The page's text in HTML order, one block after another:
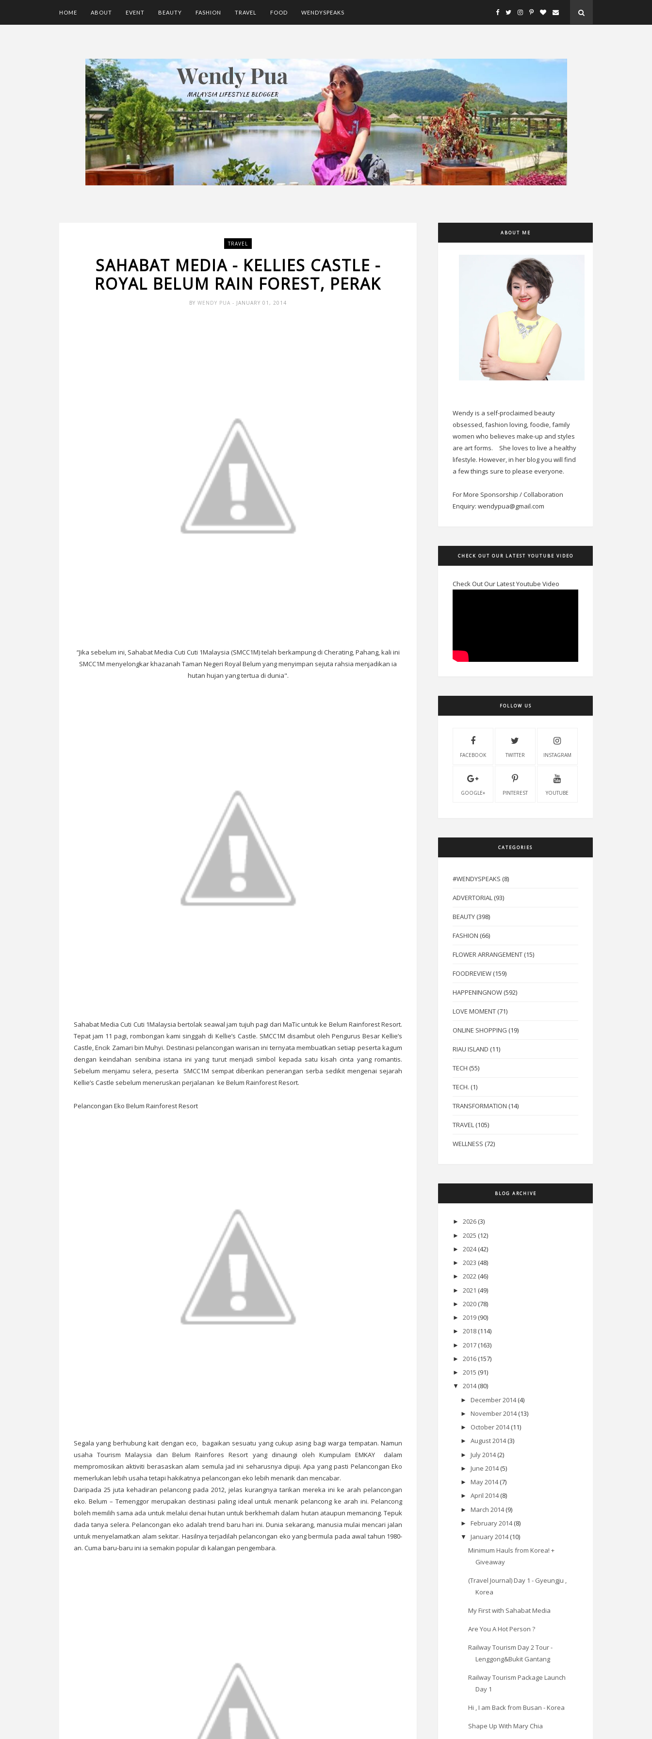
HOME ABOUT EVENT BEAUTY FASHION TRAVEL FOOD WENDYSPEAKS
TRAVEL
SAHABAT MEDIA - KELLIES CASTLE -
ROYAL BELUM RAIN FOREST, PERAK
BY WENDY PUA - JANUARY 01, 2014
“Jika sebelum ini, Sahabat Media Cuti Cuti 1Malaysia (SMCC1M) telah berkampung di Cherating, Pahang, kali ini
SMCC1M menyelongkar khazanah Taman Negeri Royal Belum yang menyimpan sejuta rahsia menjadikan ia
hutan hujan yang tertua di dunia".
Sahabat Media Cuti Cuti 1Malaysia bertolak seawal jam tujuh pagi dari MaTic untuk ke Belum Rainforest Resort.
Tepat jam 11 pagi, rombongan kami singgah di Kellie’s Castle. SMCC1M disambut oleh Pengurus Besar Kellie’s
Castle, Encik Zamari bin Muhyi. Destinasi pelancongan warisan ini ternyata membuatkan setiap peserta kagum
dengan keindahan senibina istana ini yang turut menjadi simbol kepada satu kisah cinta yang romantis.
Sebelum menjamu selera, peserta SMCC1M sempat diberikan penerangan serba sedikit mengenai sejarah
Kellie’s Castle sebelum meneruskan perjalanan ke Belum Rainforest Resort.
Pelancongan Eko Belum Rainforest Resort
Segala yang berhubung kait dengan eco, bagaikan sesuatu yang cukup asing bagi warga tempatan. Namun
usaha Tourism Malaysia dan Belum Rainfores Resort yang dinaungi oleh Kumpulam EMKAY dalam
mempromosikan aktiviti berasaskan alam semula jad ini seharusnya dipuji. Apa yang pasti Pelancongan Eko
memerlukan lebih usaha tetapi hakikatnya pelancongan eko lebih menarik dan mencabar.
​Daripada 25 juta kehadiran pelancong pada 2012, jelas kurangnya tarikan mereka ini ke arah pelancongan
eko. Belum – Temenggor merupakan destinasi paling ideal untuk menarik pelancong ke arah ini. Pelancong
boleh memilih sama ada untuk melalui denai hutan untuk berkhemah dalam hutan ataupun memancing. Tepuk
dada tanya selera. Pelancongan eko adalah trend baru hari ini. Dunia sekarang, manusia mulai mencari jalan
untuk menyelamatkan alam sekitar. Hasilnya terjadilah pelancongan eko yang bermula pada awal tahun 1980-
an. Cuma baru-baru ini ia semakin popular di kalangan pengembara.
ABOUT ME
Wendy is a self-proclaimed beauty
obsessed, fashion loving, foodie, family
women who believes make-up and styles
are art forms.
She loves to live a healthy
lifestyle. However, in her blog you will find
a few things sure to please everyone.
For More Sponsorship / Collaboration
Enquiry: wendypua@gmail.com
CHECK OUT OUR LATEST YOUTUBE VIDEO
Check Out Our Latest Youtube Video
FOLLOW US
FACEBOOK TWITTER INSTAGRAM
GOOGLE+ PINTEREST YOUTUBE
CATEGORIES
#WENDYSPEAKS (8)
ADVERTORIAL (93)
BEAUTY (398)
FASHION (66)
FLOWER ARRANGEMENT (15)
FOODREVIEW (159)
HAPPENINGNOW (592)
LOVE MOMENT (71)
ONLINE SHOPPING (19)
RIAU ISLAND (11)
TECH (55)
TECH. (1)
TRANSFORMATION (14)
TRAVEL (105)
WELLNESS (72)
BLOG ARCHIVE
► 2026 (3)
► 2025 (12)
► 2024 (42)
► 2023 (48)
► 2022 (46)
► 2021 (49)
► 2020 (78)
► 2019 (90)
► 2018 (114)
► 2017 (163)
► 2016 (157)
► 2015 (91)
▼ 2014 (80)
► December 2014 (4)
► November 2014 (13)
► October 2014 (11)
► August 2014 (3)
► July 2014 (2)
► June 2014 (5)
► May 2014 (7)
► April 2014 (8)
► March 2014 (9)
► February 2014 (8)
▼ January 2014 (10)
Minimum Hauls from Korea! +
Giveaway
(Travel Journal) Day 1 - Gyeungju ,
Korea
My First with Sahabat Media
Are You A Hot Person ?
Railway Tourism Day 2 Tour -
Lenggong&Bukit Gantang
Railway Tourism Package Launch
Day 1
Hi , I am Back from Busan - Korea
Shape Up With Mary Chia